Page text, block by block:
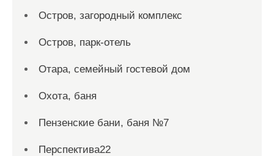
Остров, загородный комплекс
Остров, парк-отель
Отара, семейный гостевой дом
Охота, баня
Пензенские бани, баня №7
Перспектива22